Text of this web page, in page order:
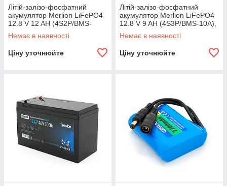
Літій-залізо-фосфатний
акумулятор Merlion LiFePO4
12.8 V 12 AH (4S2P/BMS-
15A), (151x99x99), 1,29kg
для
Немає в наявності
Ціну уточнюйте
Літій-залізо-фосфатний
акумулятор Merlion LiFePO4
12.8 V 9 AH (4S3P/BMS-10A),
(151x65x100), 0,9kg для
Немає в наявності
Ціну уточнюйте